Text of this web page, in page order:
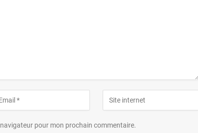
pour mon prochain commentaire.